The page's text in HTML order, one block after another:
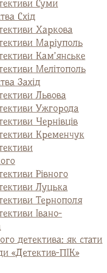
Суми
Схід
Харкова
Маріуполь
Кам’янське
Мелітополь
Захід
Львова
Ужгорода
Чернівців
Кременчук
Рівного
Луцька
Тернополя
Івано-
детектива: як стати
«Детектив-ПІК»